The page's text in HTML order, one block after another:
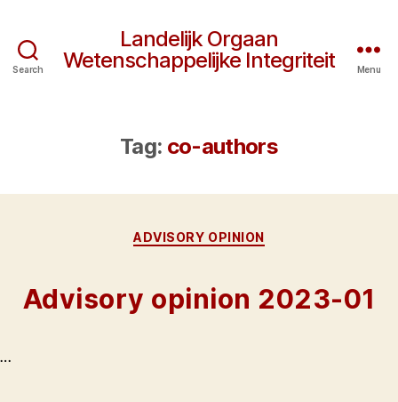
Search
Landelijk Orgaan
Wetenschappelijke Integriteit
Menu
Tag: co-authors
Categories
ADVISORY OPINION
Advisory opinion 2023-01
…